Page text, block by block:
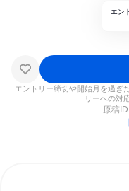
エン
エントリー締切や開始月を過ぎ
リーへの対
原稿ID